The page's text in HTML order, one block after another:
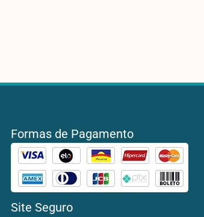
Formas de Pagamento
Site Seguro